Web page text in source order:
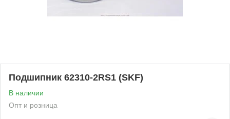
Подшипник 62310-2RS1 (SKF)
В наличии
Опт и розница